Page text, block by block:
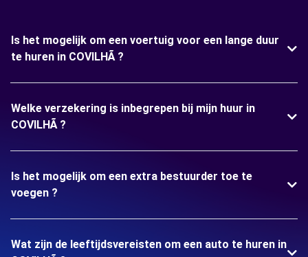
Is het mogelijk om een voertuig voor een lange duur
te huren in COVILHÃ ?
Welke verzekering is inbegrepen bij mijn huur in
COVILHÃ ?
Is het mogelijk om een extra bestuurder toe te
voegen ?
Wat zijn de leeftijdsvereisten om een auto te huren in